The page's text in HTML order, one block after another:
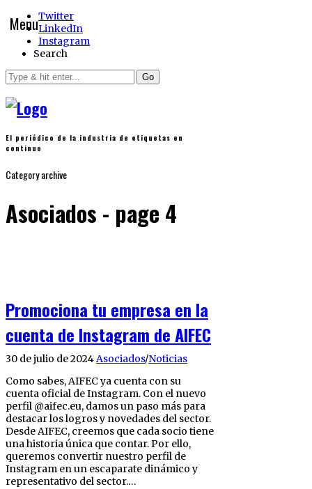
MenuTwitter
LinkedIn
Instagram
Search
Go
El periódico de la industria de etiquetas en
continuo
Category archive
Asociados - page 4
Promociona tu empresa en la
cuenta de Instagram de AIFEC
30 de julio de 2024Asociados/Noticias
Como sabes, AIFEC ya cuenta con su
cuenta oficial de Instagram. Con el nuevo
perfil @aifec.eu, damos un paso más para
destacar los logros y novedades del sector.
Desde AIFEC, creemos que cada socio tiene
una historia única que contar. Por ello,
queremos convertir nuestro perfil de
Instagram en un escaparate dinámico y
representativo del sector.…